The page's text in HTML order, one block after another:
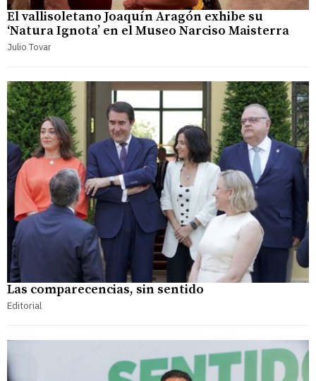
El vallisoletano Joaquín Aragón exhibe su
‘Natura Ignota’ en el Museo Narciso Maisterra
Julio Tovar
Las comparecencias, sin sentido
Editorial